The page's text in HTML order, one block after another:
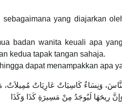
yang diajarkan
badan wanita keuali apa
kedua tapak tangan sahaja.
dapat menampakkan apa
وَنِسَاءٌ كَاسِيَاتٌ عَارِيَاتٌ مُمِيلاَتٌ،